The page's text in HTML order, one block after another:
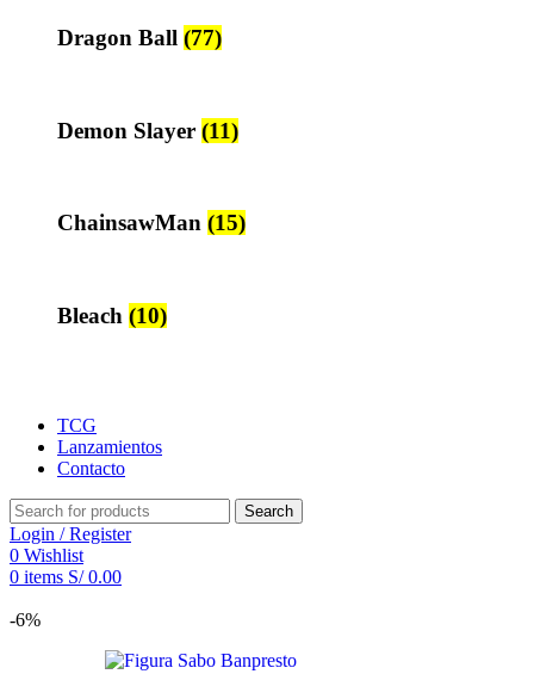
Dragon Ball (77)
Demon Slayer (11)
ChainsawMan (15)
Bleach (10)
TCG
Lanzamientos
Contacto
Search
Login / Register
0 Wishlist
0 items S/0.00
-6%